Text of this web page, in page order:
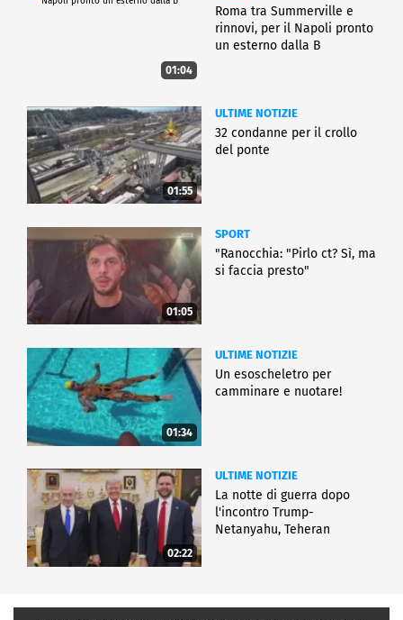
01:04
Roma tra Summerville e
rinnovi, per il Napoli pronto
un esterno dalla B
01:55
ULTIME NOTIZIE
32 condanne per il crollo
del ponte
01:05
SPORT
"Ranocchia: "Pirlo ct? Sì, ma
si faccia presto"
01:34
ULTIME NOTIZIE
Un esoscheletro per
camminare e nuotare!
02:22
ULTIME NOTIZIE
La notte di guerra dopo
l'incontro Trump-
Netanyahu, Teheran